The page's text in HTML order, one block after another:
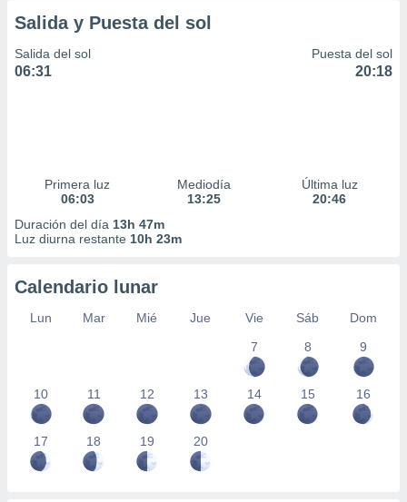
Salida y Puesta del sol
Salida del sol
06:31
Puesta del sol
20:18
Primera luz
06:03
Mediodía
13:25
Última luz
20:46
Duración del día 13h 47m
Luz diurna restante 10h 23m
Calendario lunar
Lun Mar Mié Jue Vie Sáb
Dom
7
8 9
10 11 12 13 14 15 16
17 18 19 20